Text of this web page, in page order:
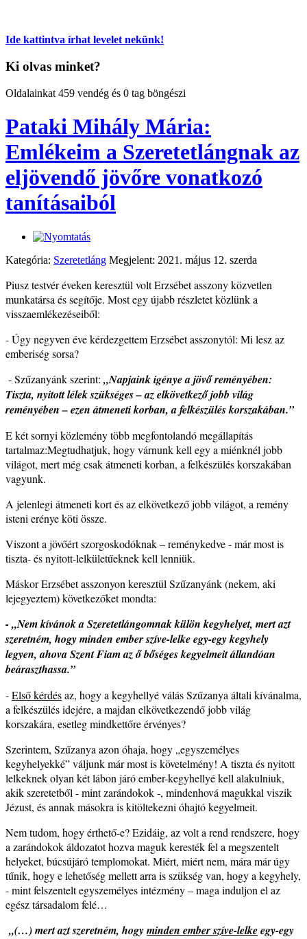
Ide kattintva írhat levelet nekünk!
Ki olvas minket?
Oldalainkat 459 vendég és 0 tag böngészi
Pataki Mihály Mária:
Emlékeim a Szeretetlángnak az
eljövendő jövőre vonatkozó
tanításaiból
Kategória: Szeretetláng Megjelent: 2021. május 12. szerda
Piusz testvér éveken keresztül volt Erzsébet asszony közvetlen
munkatársa és segítője. Most egy újabb részletet közlünk a
visszaemlékezéseiből:
- Úgy negyven éve kérdezgettem Erzsébet asszonytól: Mi lesz az
emberiség sorsa?
- Szűzanyánk szerint: „Napjaink igénye a jövő reményében:
Tiszta, nyitott lélek szükséges – az elkövetkező jobb világ
reményében – ezen átmeneti korban, a felkészülés korszakában.”
E két sornyi közlemény több megfontolandó megállapítás
tartalmaz:Megtudhatjuk, hogy várnunk kell egy a miénknél jobb
világot, mert még csak átmeneti korban, a felkészülés korszakában
vagyunk.
A jelenlegi átmeneti kort és az elkövetkező jobb világot, a remény
isteni erénye köti össze.
Viszont a jövőért szorgoskodóknak – reménykedve - már most is
tiszta- és nyitott-lelkületűeknek kell lenniük.
Máskor Erzsébet asszonyon keresztül Szűzanyánk (nekem, aki
lejegyeztem) következőket mondta:
-„Nem kívánok a Szeretetlángomnak külön kegyhelyet, mert azt
szeretném, hogy minden ember szíve-lelke egy-egy kegyhely
legyen, ahova Szent Fiam az ő bőséges kegyelmeit állandóan
beáraszthassa.”
-Első kérdésaz, hogy a kegyhellyé válás Szűzanya általi kívánalma,
a felkészülés idejére, a majdan elkövetkezendő jobb világ
korszakára, esetleg mindkettőre érvényes?
Szerintem, Szűzanya azon óhaja, hogy „egyszemélyes
kegyhelyekké” váljunk már most is követelmény! A tiszta és nyitott
lelkeknek olyan két lábon járó ember-kegyhellyé kell alakulniuk,
akik szeretetből - mint zarándokok -, mindenhová magukkal viszik
Jézust, és annak másokra is kitöltekezni óhajtó kegyelmeit.
Nem tudom, hogy érthető-e? Ezidáig, az volt a rend rendszere, hogy
a zarándokok áldozatot hozva maguk keresték fel a megszentelt
helyeket, búcsújáró templomokat. Miért, miért nem, mára már úgy
tűnik, hogy e lehetőség mellett arra is szükség van, hogy a kegyhely,
- mint felszentelt egyszemélyes intézmény – maga induljon el az
egész társadalom felé…
„(…)mert azt szeretném, hogyminden ember szíve-lelkeegy-egy